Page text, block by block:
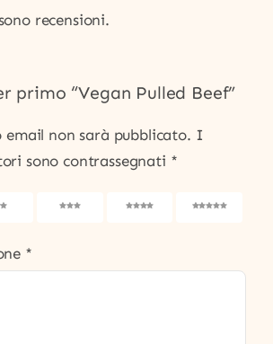
recensioni.
primo “Vegan Pulled Beef”
non sarà pubblicato. I
sono contrassegnati *
5
*